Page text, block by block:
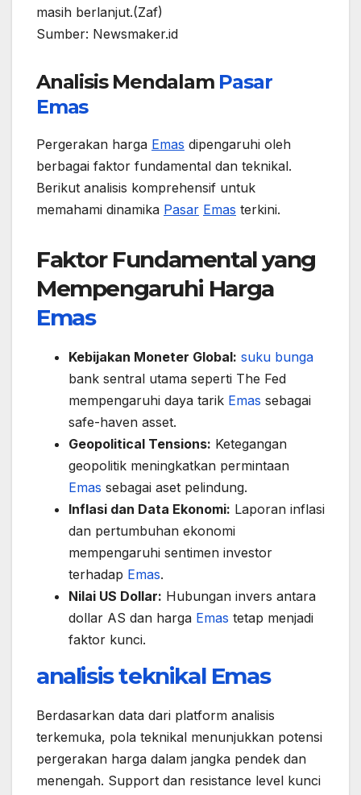
masih berlanjut.(Zaf)
Sumber: Newsmaker.id
Analisis Mendalam Pasar
Emas
Pergerakan harga Emas dipengaruhi oleh
berbagai faktor fundamental dan teknikal.
Berikut analisis komprehensif untuk
memahami dinamika Pasar Emas terkini.
Faktor Fundamental yang
Mempengaruhi Harga
Emas
Kebijakan Moneter Global: suku bunga
bank sentral utama seperti The Fed
mempengaruhi daya tarik Emas sebagai
safe-haven asset.
Geopolitical Tensions: Ketegangan
geopolitik meningkatkan permintaan
Emas sebagai aset pelindung.
Inflasi dan Data Ekonomi: Laporan inflasi
dan pertumbuhan ekonomi
mempengaruhi sentimen investor
terhadap Emas.
Nilai US Dollar: Hubungan invers antara
dollar AS dan harga Emas tetap menjadi
faktor kunci.
analisis teknikal Emas
Berdasarkan data dari platform analisis
terkemuka, pola teknikal menunjukkan potensi
pergerakan harga dalam jangka pendek dan
menengah. Support dan resistance level kunci